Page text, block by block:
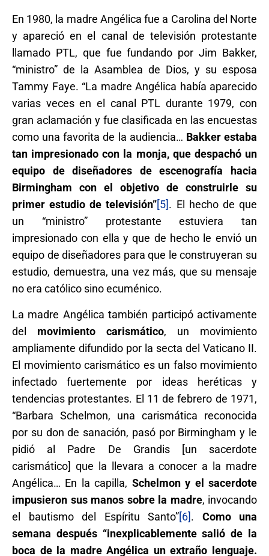
En 1980, la madre Angélica fue a Carolina del Norte
y apareció en el canal de televisión protestante
llamado PTL, que fue fundando por Jim Bakker,
“ministro” de la Asamblea de Dios, y su esposa
Tammy Faye. “La madre Angélica había aparecido
varias veces en el canal PTL durante 1979, con
gran aclamación y fue clasificada en las encuestas
como una favorita de la audiencia… Bakker estaba
tan impresionado con la monja, que despachó un
equipo de diseñadores de escenografía hacia
Birmingham con el objetivo de construirle su
primer estudio de televisión”[5]. El hecho de que
un “ministro” protestante estuviera tan
impresionado con ella y que de hecho le envió un
equipo de diseñadores para que le construyeran su
estudio, demuestra, una vez más, que su mensaje
no era católico sino ecuménico.
La madre Angélica también participó activamente
del movimiento carismático, un movimiento
ampliamente difundido por la secta del Vaticano II.
El movimiento carismático es un falso movimiento
infectado fuertemente por ideas heréticas y
tendencias protestantes. El 11 de febrero de 1971,
“Barbara Schelmon, una carismática reconocida
por su don de sanación, pasó por Birmingham y le
pidió al Padre De Grandis [un sacerdote
carismático] que la llevara a conocer a la madre
Angélica… En la capilla, Schelmon y el sacerdote
impusieron sus manos sobre la madre, invocando
el bautismo del Espíritu Santo”[6]. Como una
semana después “inexplicablemente salió de la
boca de la madre Angélica un extraño lenguaje.